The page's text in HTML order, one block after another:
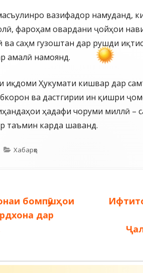
вазифадор намуданд,
фароҳам овардани ҷойҳои
ва саҳм гузоштан дар рушди
амалӣ намоянд.
иқдоми Ҳукумати кишвар дар
ва дастгирии ин қишри
ҳадафи чоруми миллӣ –
таъмин карда шаванд.
Рубрики
Хабарҳо
бомпӯшҳои
дар